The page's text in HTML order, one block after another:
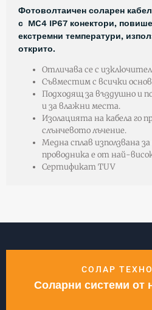
Фотоволтаичен соларен
с MC4 IP67 конектори,
екстремни температури,
открито.
Отличава се с
Съвместим с всички
Подходящ за въздушно и
и за влажни места.
Изолацията на кабела го
слънчевото лъчение.
Медна сплав използвана
проводника е от най-
Сертификат TUV
СОЛАР
Соларни системи от